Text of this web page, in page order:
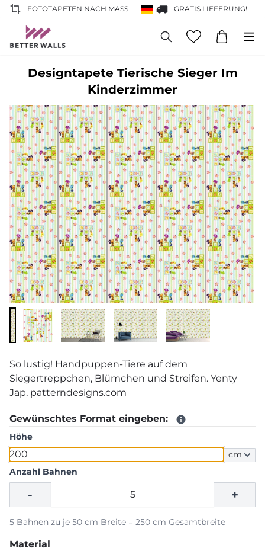
FOTOTAPETEN NACH MASS GRATIS LIEFERUNG!
Designtapete Tierische Sieger Im
Kinderzimmer
So lustig! Handpuppen-Tiere auf dem
Siegertreppchen, Blümchen und Streifen. Yenty
Jap, patterndesigns.com
Gewünschtes Format eingeben:
Höhe
cm
Anzahl Bahnen
- +
5 Bahnen zu je 50 cm Breite = 250 cm Gesamtbreite
Material